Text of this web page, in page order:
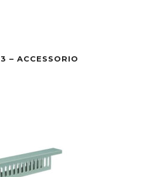
– ACCESSORIO